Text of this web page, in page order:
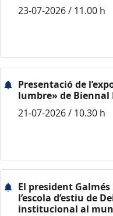
23-07-2026 / 11.00 h
Presentació de
lumbre» de Biennal
21-07-2026 / 10.30 h
El president
l’escola d’estiu de
institucional al